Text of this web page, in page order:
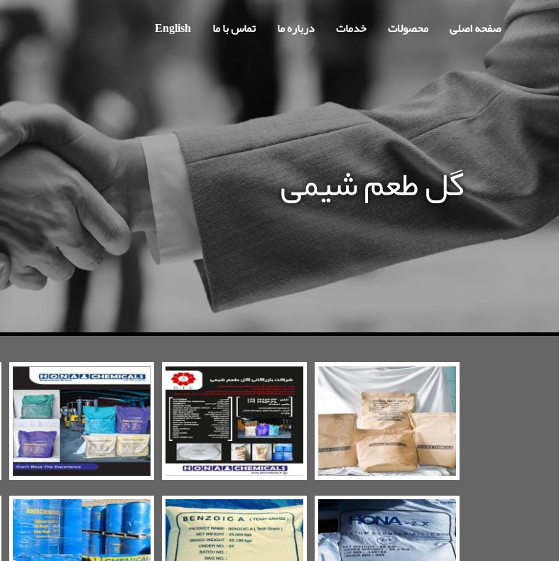
صفحه اصلی محصولات خدمات درباره ما تماس با ما English
گل طعم شیمی